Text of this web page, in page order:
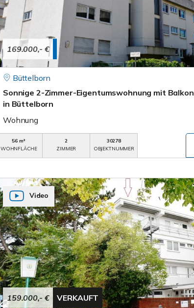
169.000,- €
Büttelborn
Sonnige 2-Zimmer-Eigentumswohnung mit
in Büttelborn
Wohnung
56 m²
WOHNFLÄCHE
2
ZIMMER
30278
OBJEKTNUMMER
159.000,- € VERKAUFT
Video